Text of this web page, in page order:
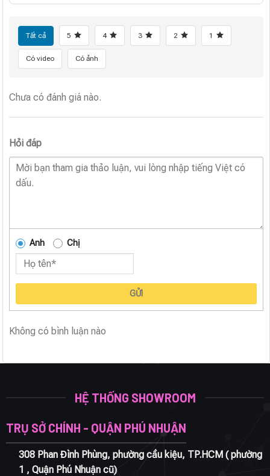
Tất cả 5 4 3 2 1
Có video Có ảnh
Chưa có đánh giá nào.
Hỏi đáp
Anh Chị
GỬI
Không có bình luận nào
HỆ THỐNG SHOWROOM
TRỤ SỞ CHÍNH - QUẬN PHÚ NHUẬN
308 Phan Đình Phùng, phường cầu kiệu, TP.HCM ( phường
1 , Quận Phú Nhuận cũ)